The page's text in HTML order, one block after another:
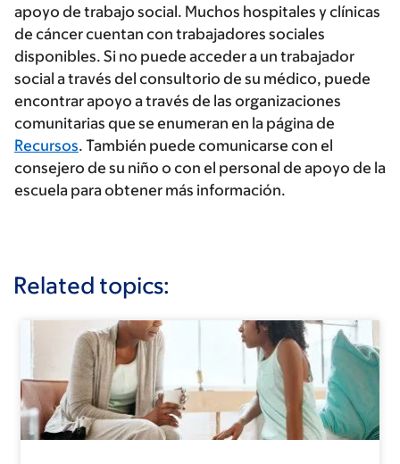
apoyo de trabajo social. Muchos hospitales y clínicas
de cáncer cuentan con trabajadores sociales
disponibles. Si no puede acceder a un trabajador
social a través del consultorio de su médico, puede
encontrar apoyo a través de las organizaciones
comunitarias que se enumeran en la página de
Recursos. También puede comunicarse con el
consejero de su niño o con el personal de apoyo de la
escuela para obtener más información.
Related topics: